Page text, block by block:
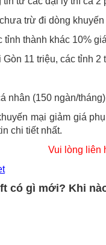
trừ đi dòng
thành khác 10%
11 triệu, các tỉnh 2
nhân (150 ngàn/
mại giảm giá
chi tiết nhất.
Vui lòng liên
có gì mới? Khi